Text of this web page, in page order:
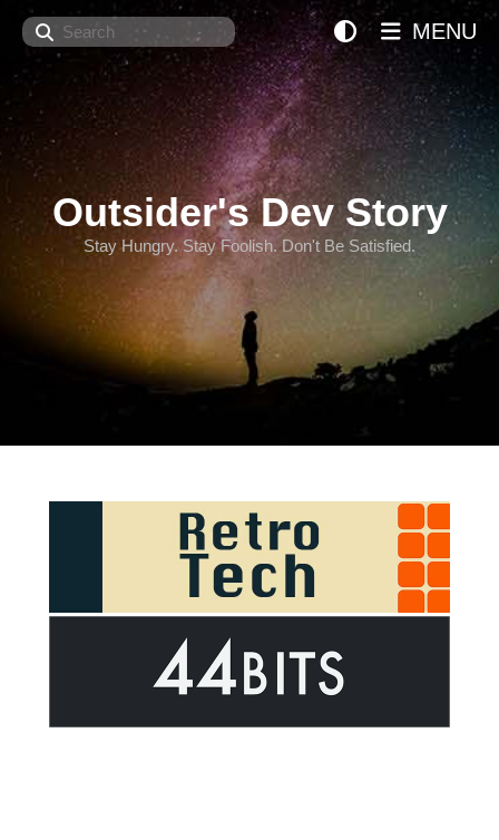
Search
Outsider's Dev Story
Stay Hungry. Stay Foolish. Don't Be Satisfied.
MENU